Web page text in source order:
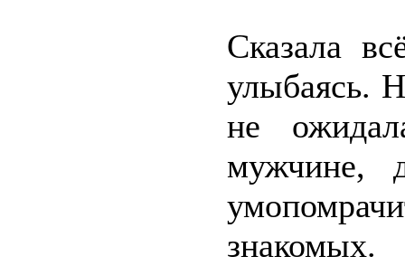
Сказала
улыбаясь.
не
мужчине,
знакомых.